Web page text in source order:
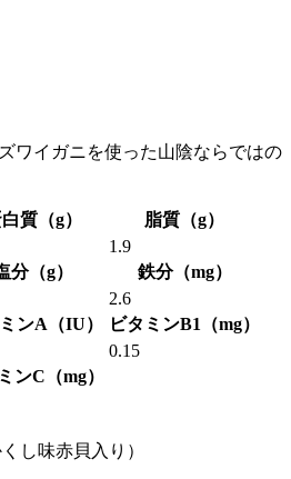
ワイガニを使った山陰ならではの
質（g）
脂質（g）
1.9
分（g）
鉄分（mg）
2.6
ンA（IU）
ビタミンB1（mg）
0.15
ンC（mg）
し味赤貝入り）